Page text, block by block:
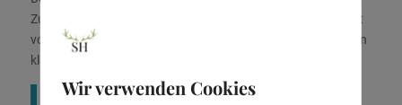
Zunächst nahm sie an einem dreitägigen, kostenfreien Event
von mir teil. Hier bekam ihr Buchprojekt zum ersten Mal einen
klaren Rahmen.
„Ich habe gemerkt: Das gibt mir eine
Wir verwenden Cookies